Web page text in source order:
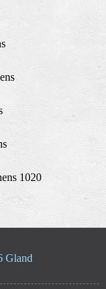
1020
Gland